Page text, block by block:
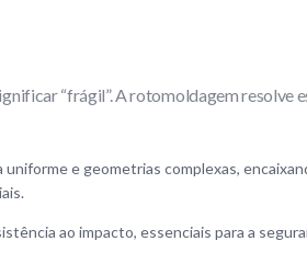
“frágil”. A rotomoldagem resolve
e geometrias complexas,
ao impacto, essenciais para a